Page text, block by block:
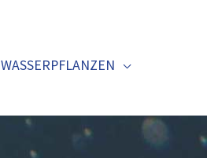
WASSERPFLANZEN